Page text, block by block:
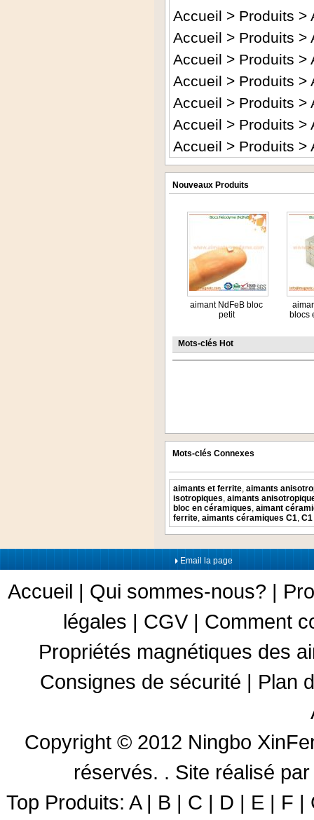
Accueil > Produits >
Accueil > Produits >
Accueil > Produits >
Accueil > Produits >
Accueil > Produits >
Accueil > Produits >
Accueil > Produits >
Nouveaux Produits
aimant NdFeB bloc
petit
blocs
Mots-clés Hot
Mots-clés Connexes
aimants et ferrite, aimants
isotropiques, aimants
bloc en céramiques, aimant
ferrite, aimants céramiques C1,
Email la page
Accueil | Qui sommes-nous? |
légales | CGV | Comment
Propriétés magnétiques des
Consignes de sécurité | Plan
Copyright © 2012 Ningbo
réservés. . Site réalisé
Top Produits: A| B | C | D | E | F |